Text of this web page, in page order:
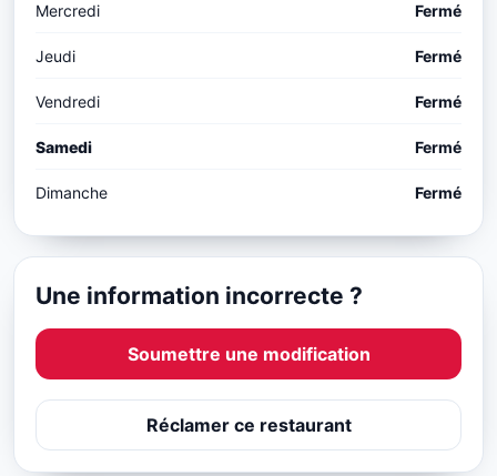
Mercredi Fermé
Jeudi Fermé
Vendredi Fermé
Samedi Fermé
Dimanche Fermé
Une information incorrecte ?
Soumettre une modification
Réclamer ce restaurant